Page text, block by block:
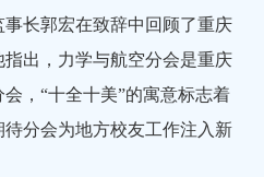
长郭宏在致辞中回顾了重庆
出，力学与航空分会是重庆
，“十全十美”的寓意标志着
分会为地方校友工作注入新